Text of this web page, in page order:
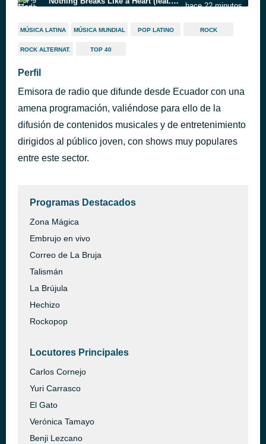
hace 22 minutos
The Fate of Ophelia
hace 30 minutos
Smile
Pharrell Williams
If I Can't Have You
Shawn Mendes
hace 42 minutos
MÚSICA LATINA MÚSICA MUNDIAL POP LATINO ROCK
ROCK ALTERNAT. TOP 40
Perfil
Emisora de radio que difunde desde Ecuador con una
amena programación, valiéndose para ello de la
difusión de contenidos musicales y de entretenimiento
dirigidos al público joven, con shows muy populares
entre este sector.
Programas Destacados
Zona Mágica
Embrujo en vivo
Correo de La Bruja
Talismán
La Brújula
Hechizo
Rockopop
Locutores Principales
Carlos Cornejo
Yuri Carrasco
El Gato
Verónica Tamayo
Benji Lezcano